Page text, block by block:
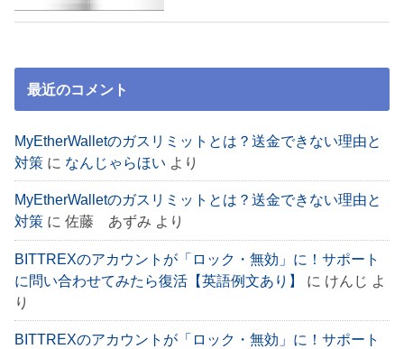
最近のコメント
MyEtherWalletのガスリミットとは？送金できない理由と
対策 に なんじゃらほい より
MyEtherWalletのガスリミットとは？送金できない理由と
対策 に佐藤 あずみ より
BITTREXのアカウントが「ロック・無効」に！サポート
に問い合わせてみたら復活【英語例文あり】
に けんじ よ
り
BITTREXのアカウントが「ロック・無効」に！サポート